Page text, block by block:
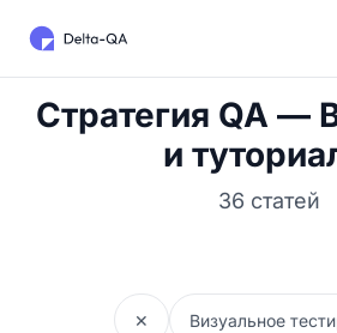
Стратегия QA —
и
36 статей
✕ Визуальное